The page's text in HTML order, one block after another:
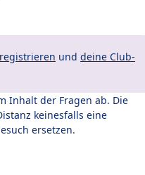
und deine Club-
Inhalt der Fragen ab. Die
keinesfalls eine
ersetzen.